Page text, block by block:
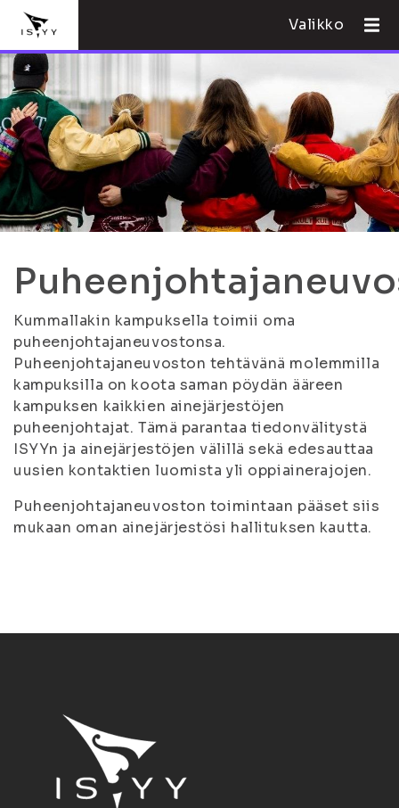
Valikko
Kummallakin kampuksella toimii oma
puheenjohtajaneuvostonsa.
Puheenjohtajaneuvoston tehtävänä molemmilla
kampuksilla on koota saman pöydän ääreen
kampuksen kaikkien ainejärjestöjen
puheenjohtajat. Tämä parantaa tiedonvälitystä
ISYYn ja ainejärjestöjen välillä sekä edesauttaa
uusien kontaktien luomista yli oppiainerajojen.
Puheenjohtajaneuvoston toimintaan pääset siis
mukaan oman ainejärjestösi hallituksen kautta.